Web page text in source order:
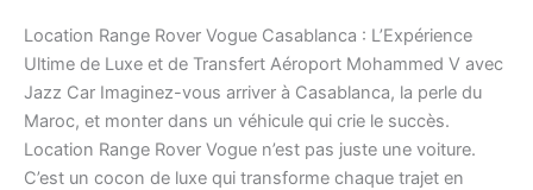
Location Range Rover Vogue Casablanca : L’Expérience
Ultime de Luxe et de Transfert Aéroport Mohammed V avec
Jazz Car Imaginez-vous arriver à Casablanca, la perle du
Maroc, et monter dans un véhicule qui crie le succès.
Location Range Rover Vogue n’est pas juste une voiture.
C’est un cocon de luxe qui transforme chaque trajet en